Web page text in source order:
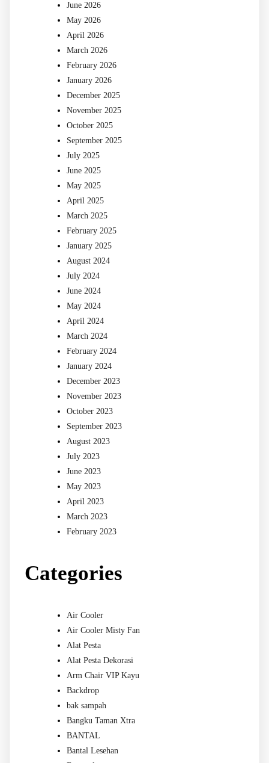
June 2026
May 2026
April 2026
March 2026
February 2026
January 2026
December 2025
November 2025
October 2025
September 2025
July 2025
June 2025
May 2025
April 2025
March 2025
February 2025
January 2025
August 2024
July 2024
June 2024
May 2024
April 2024
March 2024
February 2024
January 2024
December 2023
November 2023
October 2023
September 2023
August 2023
July 2023
June 2023
May 2023
April 2023
March 2023
February 2023
Categories
Air Cooler
Air Cooler Misty Fan
Alat Pesta
Alat Pesta Dekorasi
Arm Chair VIP Kayu
Backdrop
bak sampah
Bangku Taman Xtra
BANTAL
Bantal Lesehan